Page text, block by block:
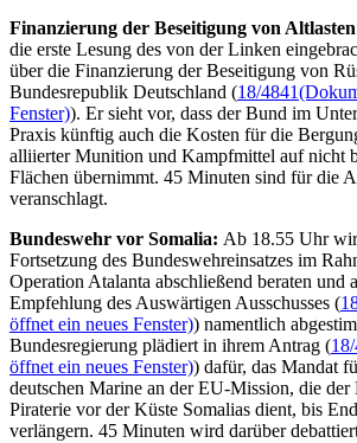
Finanzierung der Beseitigung von
die erste Lesung des von der Linken
über die Finanzierung der Beseitigung von
Bundesrepublik Deutschland (18/4841
Fenster)). Er sieht vor, dass der Bund im
Praxis künftig auch die Kosten für die
alliierter Munition und Kampfmittel auf nicht
Flächen übernimmt. 45 Minuten sind für die
veranschlagt.
Bundeswehr vor Somalia: Ab 18.55 Uhr
Fortsetzung des Bundeswehreinsatzes im
Operation Atalanta abschließend beraten und
Empfehlung des Auswärtigen Ausschusses (
öffnet ein neues Fenster)) namentlich
Bundesregierung plädiert in ihrem Antrag (
öffnet ein neues Fenster)) dafür, das Mandat
deutschen Marine an der EU-Mission, die der
Piraterie vor der Küste Somalias dient, bis
verlängern. 45 Minuten wird darüber